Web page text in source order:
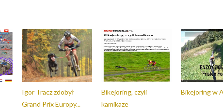
Igor Tracz zdobył
Grand Prix Europy...
Bikejoring, czyli
kamikaze
Bikejoring w